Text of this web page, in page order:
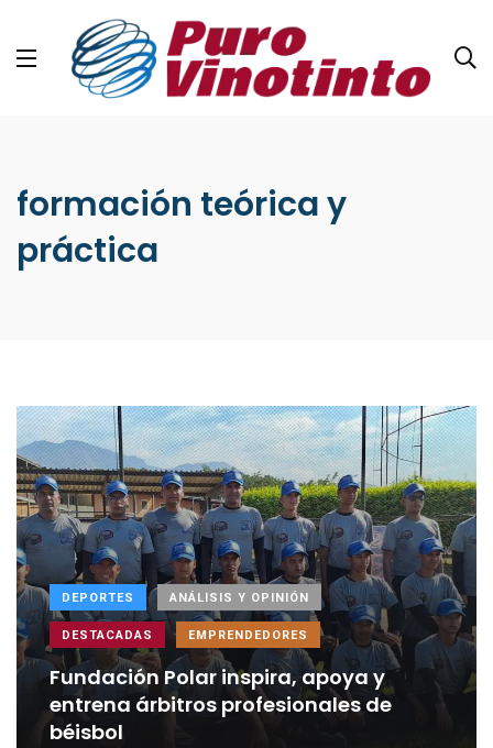
formación teórica y
práctica
DEPORTES ANÁLISIS Y OPINIÓN
DESTACADAS EMPRENDEDORES
Fundación Polar inspira, apoya y
entrena árbitros profesionales de
béisbol